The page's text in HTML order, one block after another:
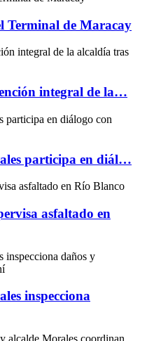
Terminal de Maracay
integral de la…
participa en diál…
asfaltado en
inspecciona